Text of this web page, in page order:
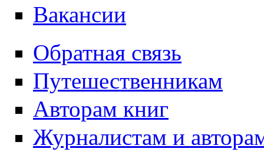
Вакансии
Обратная связь
Путешественникам
Авторам книг
Журналистам и